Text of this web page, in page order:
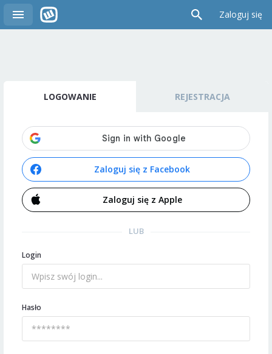
Zaloguj się
LOGOWANIE REJESTRACJA
Zaloguj się z Facebook
Zaloguj się z Apple
LUB
Login
Hasło